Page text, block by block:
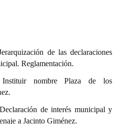
de las declaraciones
Reglamentación.
Instituir nombre Plaza de los
de interés municipal y
a Jacinto Giménez.